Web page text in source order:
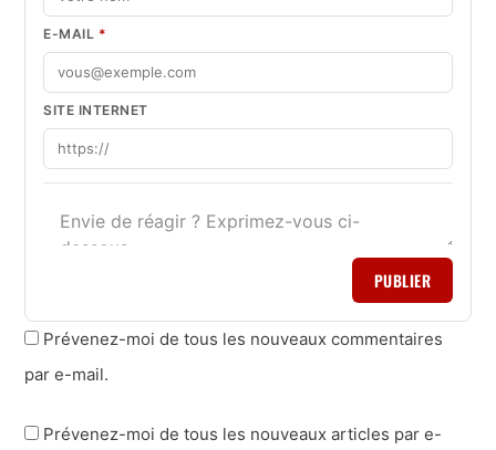
E-MAIL *
SITE INTERNET
PUBLIER
Prévenez-moi de tous les nouveaux commentaires
par e-mail.
Prévenez-moi de tous les nouveaux articles par e-